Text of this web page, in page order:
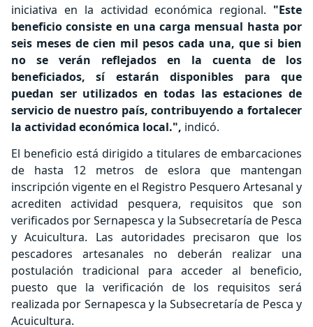
iniciativa en la actividad económica regional. "Este
beneficio consiste en una carga mensual hasta por
seis meses de cien mil pesos cada una, que si bien
no se verán reflejados en la cuenta de los
beneficiados, sí estarán disponibles para que
puedan ser utilizados en todas las estaciones de
servicio de nuestro país, contribuyendo a fortalecer
la actividad económica local.", indicó.
El beneficio está dirigido a titulares de embarcaciones
de hasta 12 metros de eslora que mantengan
inscripción vigente en el Registro Pesquero Artesanal y
acrediten actividad pesquera, requisitos que son
verificados por Sernapesca y la Subsecretaría de Pesca
y Acuicultura. Las autoridades precisaron que los
pescadores artesanales no deberán realizar una
postulación tradicional para acceder al beneficio,
puesto que la verificación de los requisitos será
realizada por Sernapesca y la Subsecretaría de Pesca y
Acuicultura.